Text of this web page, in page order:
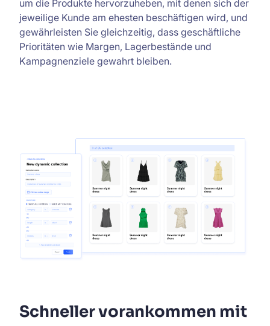
um die Produkte hervorzuheben, mit denen sich der
jeweilige Kunde am ehesten beschäftigen wird, und
gewährleisten Sie gleichzeitig, dass geschäftliche
Prioritäten wie Margen, Lagerbestände und
Kampagnenziele gewahrt bleiben.
Schneller vorankommen mit